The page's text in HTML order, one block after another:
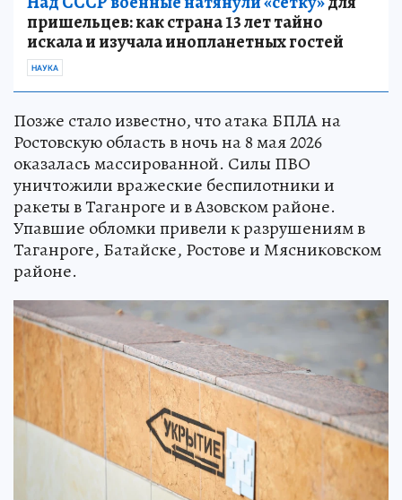
пришельцев: как страна 13 лет тайно
искала и изучала инопланетных гостей
НАУКА
Позже стало известно, что атака БПЛА на
Ростовскую область в ночь на 8 мая 2026
оказалась массированной. Силы ПВО
уничтожили вражеские беспилотники и
ракеты в Таганроге и в Азовском районе.
Упавшие обломки привели к разрушениям в
Таганроге, Батайске, Ростове и Мясниковском
районе.